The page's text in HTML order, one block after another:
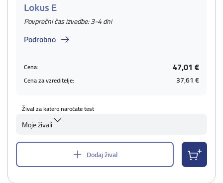
Lokus E
Povprečni čas izvedbe: 3-4 dni
Podrobno
Cena: 47,01 €
Cena za vzreditelje: 37,61 €
Žival za katero naročate test
Moje živali
Dodaj žival